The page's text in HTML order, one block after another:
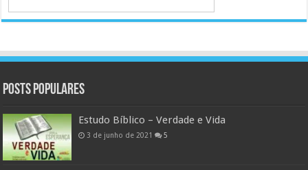
Posts populares
Estudo Bíblico – Verdade e Vida
3 de junho de 2021 5